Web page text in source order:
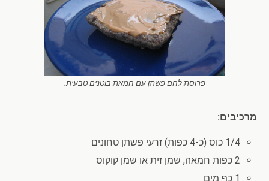
פרוסת לחם פשתן עם חמאת בוטנים טבעית.
מרכיבים:
1/4 כוס (כ-4 כפות) זרעי פשתן טחונים
2 כפות חמאה, שמן זית או שמן קוקוס
1 כף מים